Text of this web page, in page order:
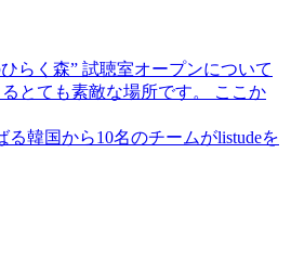
ひらく森” 試聴室オープンについて
とても素敵な場所です。 ここか
韓国から10名のチームがlistudeを